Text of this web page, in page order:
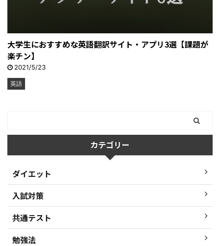
大学生におすすめな英語翻訳サイト・アプリ3選【課題が
楽チン】
2021/5/23
英語
カテゴリー
ダイエット
入試対策
共通テスト
勉強法